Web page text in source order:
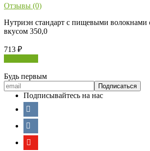
Отзывы (0)
Нутриэн стандарт с пищевыми волокнами
вкусом 350,0
713 ₽
Будь первым
Подписывайтесь на нас